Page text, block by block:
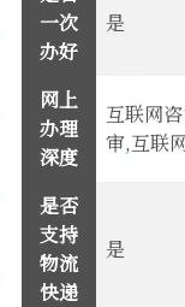
一次
办好
是
网上
办理
深度
互联网
审,互联
是否
支持
物流
快递
是